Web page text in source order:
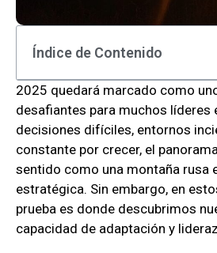
Índice de Contenido
2025 quedará marcado como
desafiantes para muchos líderes
decisiones difíciles, entornos
constante por crecer, el
sentido como una montaña rusa
estratégica. Sin embargo, en
prueba es donde descubrimos
capacidad de adaptación y